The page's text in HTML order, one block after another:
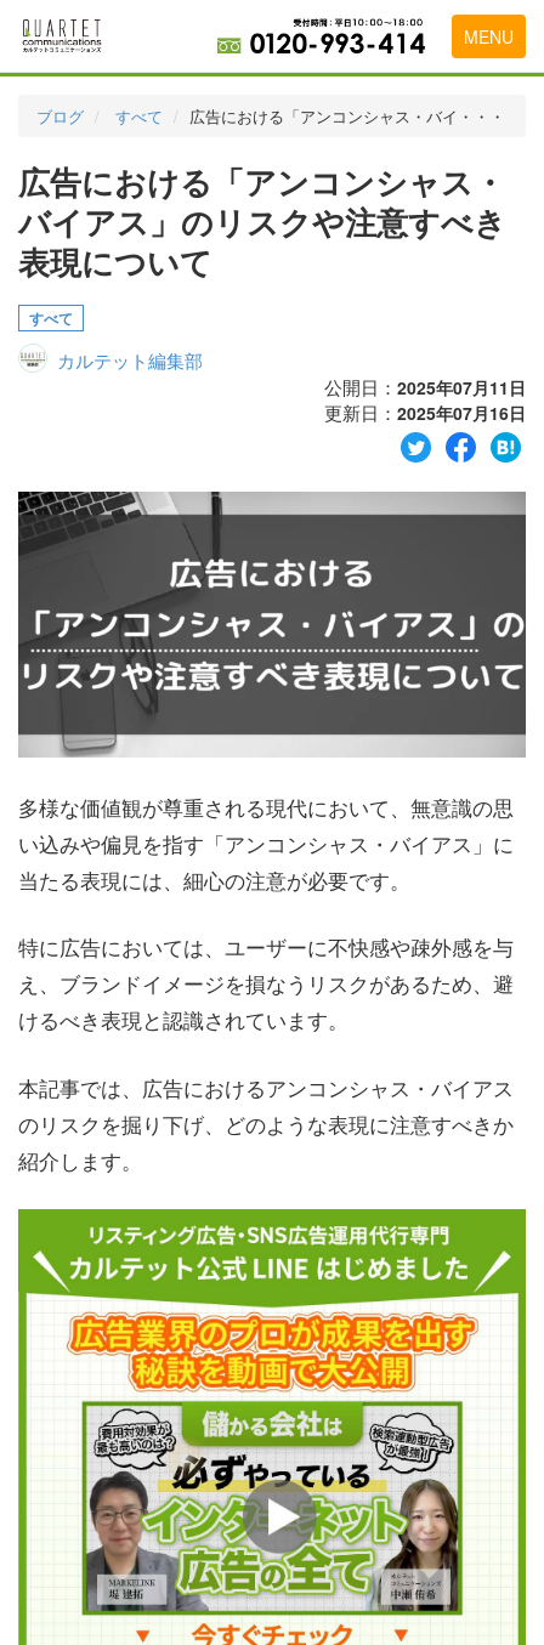
MENU
実績・お客様の声
初めて導入をお考えの方
広告代理店・HP制作会社様へ
お問い合わせ
ブログ すべて 広告における「アンコンシャス・バイ・・・
広告における「アンコンシャス・
バイアス」のリスクや注意すべき
表現について
すべて
カルテット編集部
公開日： 2025年07月11日
更新日： 2025年07月16日
多様な価値観が尊重される現代において、無意識の思
い込みや偏見を指す「アンコンシャス・バイアス」に
当たる表現には、細心の注意が必要です。
特に広告においては、ユーザーに不快感や疎外感を与
え、ブランドイメージを損なうリスクがあるため、避
けるべき表現と認識されています。
本記事では、広告におけるアンコンシャス・バイアス
のリスクを掘り下げ、どのような表現に注意すべきか
紹介します。